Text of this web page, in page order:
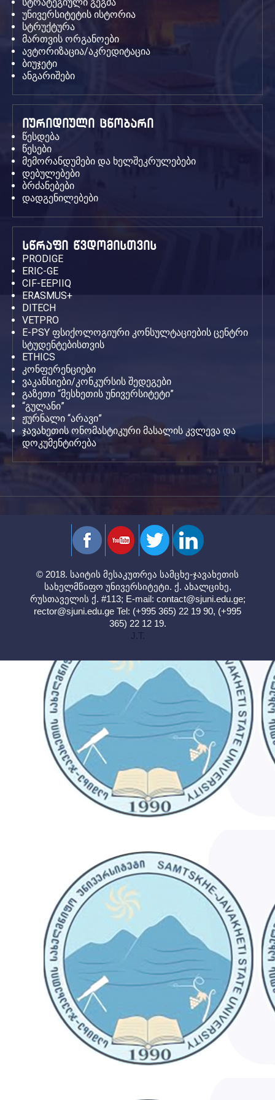
უნივერსიტეტის ისტორია
სტრუქტურა
მართვის ორგანოები
ავტორიზაცია/აკრედიტაცია
ბიუჯეტი
ანგარიშები
იურიდიული ცნობარი
წესდება
წესები
მემორანდუმები და ხელშეკრულებები
დებულებები
ბრძანებები
დადგენილებები
სწრაფი წვდომისთვის
PRODIGE
ERIC-GE
CIF-EEPIIQ
ERASMUS+
DITECH
VETPRO
E-PSY ფსიქოლოგიური კონსულტაციების ცენტრი
სტუდენტებისთვის
ETHICS
კონფერენციები
ვაკანსიები/კონკურსის შედეგები
გაზეთი “მესხეთის უნივერსიტეტი”
“გულანი”
ჟურნალი “არავი”
ჯავახეთის ონომასტიკური მასალის კვლევა და
დოკუმენტირება
© 2018. საიტის მესაკუთრეა სამცხე-ჯავახეთის
სახელმწიფო უნივერსიტეტი. ქ. ახალციხე,
რუსთაველის ქ. #113; E-mail: contact@sjuni.edu.ge;
rector@sjuni.edu.ge Tel: (+995 365) 22 19 90, (+995
365) 22 12 19.
J.T.